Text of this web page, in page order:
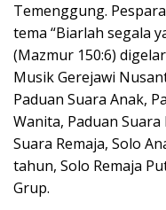
Temenggung.
tema “Biarlah segala
(Mazmur 150:6)
Musik Gerejawi
Paduan Suara Anak,
Wanita, Paduan
Suara Remaja, Solo
tahun, Solo Remaja
Grup.